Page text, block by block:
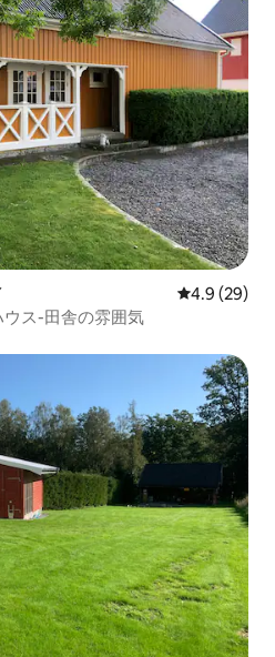
レビュー29
4.9 (29)
ス-田舎の雰囲気